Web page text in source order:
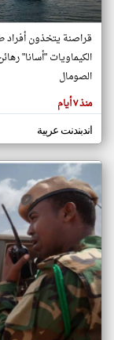
المقالات
هنا عن
وجهة
كاتبيها.
قراصنة يتخذون أفراد
الكيماويات "أسانا"
الصومال
منذ ٧ أيام
اندبندنت عربية